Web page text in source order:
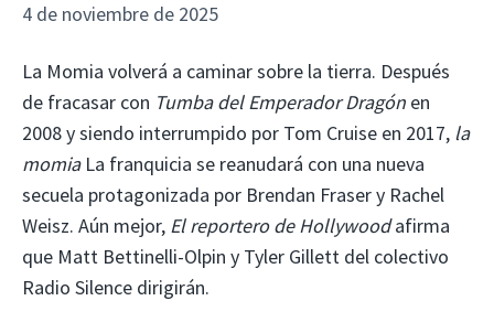
4 de noviembre de 2025
La Momia volverá a caminar sobre la tierra. Después
de fracasar con Tumba del Emperador Dragón en
2008 y siendo interrumpido por Tom Cruise en 2017, la
momiaLa franquicia se reanudará con una nueva
secuela protagonizada por Brendan Fraser y Rachel
Weisz. Aún mejor, El reportero de Hollywoodafirma
que Matt Bettinelli-Olpin y Tyler Gillett del colectivo
Radio Silence dirigirán.